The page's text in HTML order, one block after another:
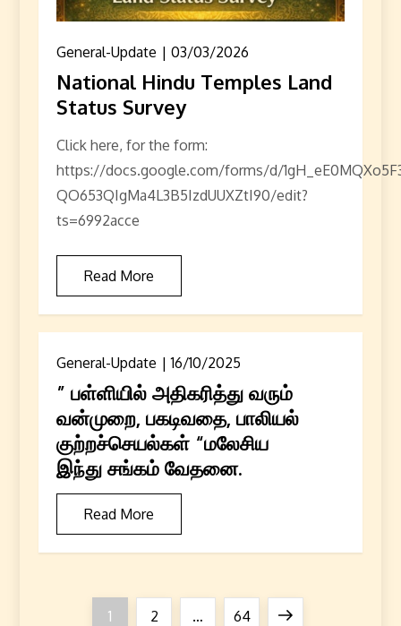
General-Update 03/03/2026
National Hindu Temples Land
Status Survey
Click here, for the form:
https://docs.google.com/forms/d/
QO653QIgMa4L3B5IzdUUXZtI90/edit?
ts=6992acce
Read More
General-Update 16/10/2025
” பள்ளியில் அதிகரித்து வரும்
வன்முறை, பகடிவதை, பாலியல்
குற்றச்செயல்கள் “மலேசிய
இந்து சங்கம் வேதனை.
Read More
Page
1 Page
2 … Page
64
Next